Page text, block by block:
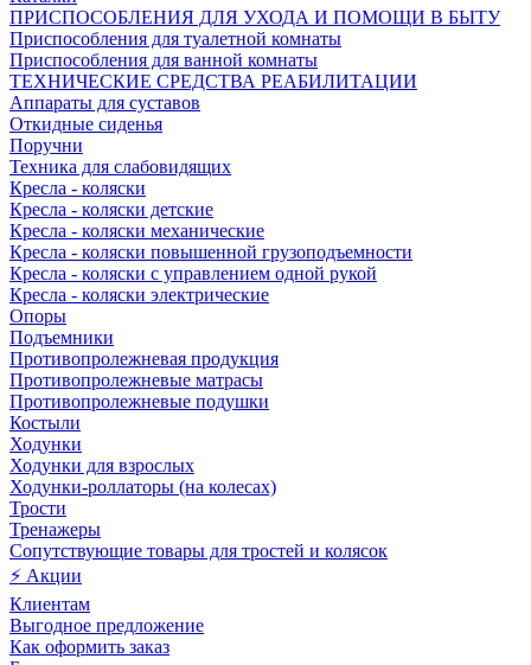
ПРИСПОСОБЛЕНИЯ ДЛЯ УХОДА И ПОМОЩИ В БЫТУ
Приспособления для туалетной комнаты
Приспособления для ванной комнаты
ТЕХНИЧЕСКИЕ СРЕДСТВА РЕАБИЛИТАЦИИ
Аппараты для суставов
Откидные сиденья
Поручни
Техника для слабовидящих
Кресла - коляски
Кресла - коляски детские
Кресла - коляски механические
Кресла - коляски повышенной грузоподъемности
Кресла - коляски с управлением одной рукой
Кресла - коляски электрические
Опоры
Подъемники
Противопролежневая продукция
Противопролежневые матрасы
Противопролежневые подушки
Костыли
Ходунки
Ходунки для взрослых
Ходунки-роллаторы (на колесах)
Трости
Тренажеры
Сопутствующие товары для тростей и колясок
⚡ Акции
Клиентам
Выгодное предложение
Как оформить заказ